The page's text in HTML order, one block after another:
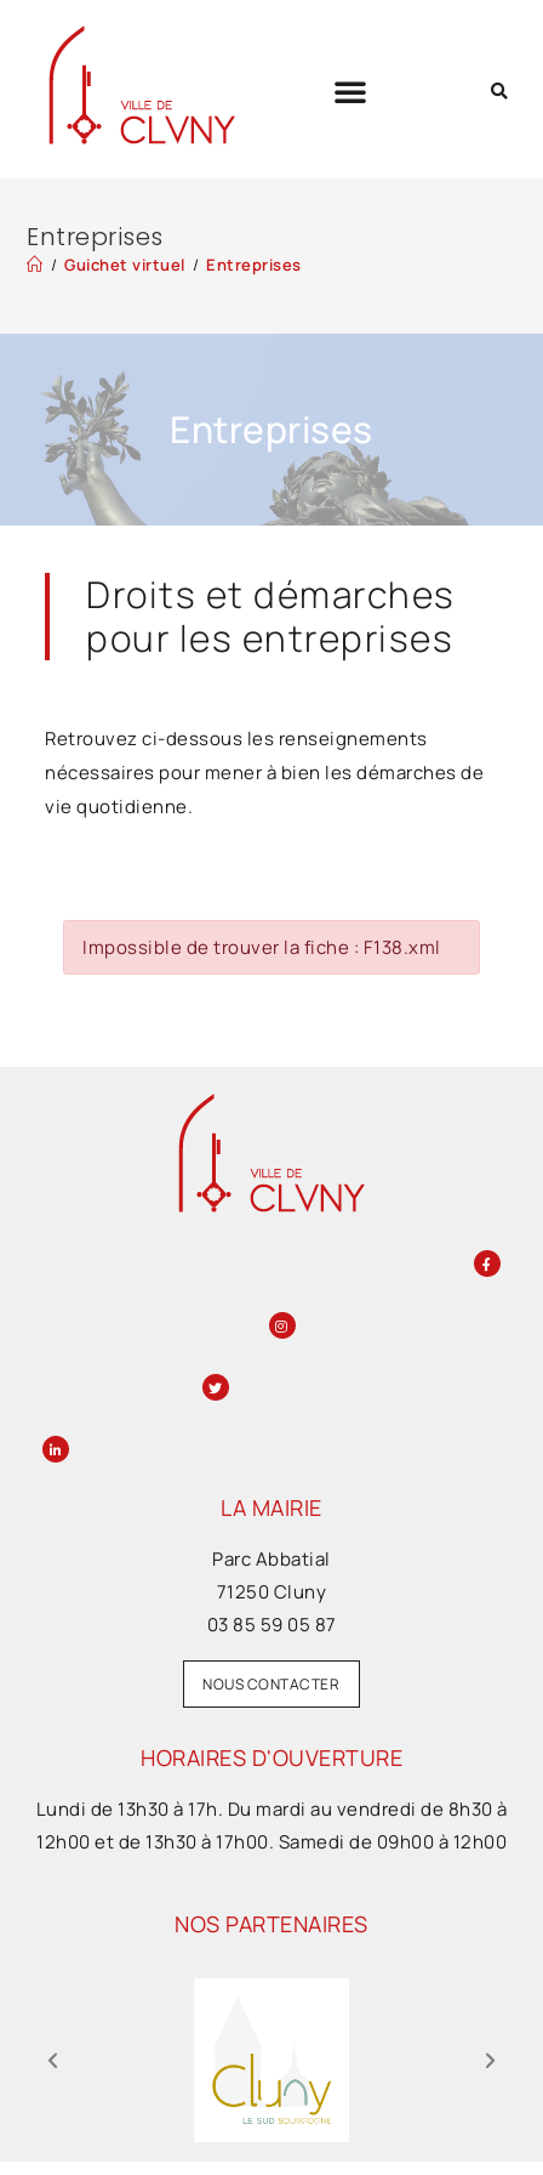
Entreprises
/ Guichet virtuel / Entreprises
Entreprises
Droits et démarches
pour les entreprises
Retrouvez ci-dessous les renseignements
nécessaires pour mener à bien les démarches de
vie quotidienne.
Impossible de trouver la fiche : F138.xml
LA MAIRIE
Parc Abbatial
71250 Cluny
03 85 59 05 87
NOUS CONTACTER
HORAIRES D'OUVERTURE
Lundi de 13h30 à 17h. Du mardi au vendredi de 8h30 à
12h00 et de 13h30 à 17h00. Samedi de 09h00 à 12h00
NOS PARTENAIRES